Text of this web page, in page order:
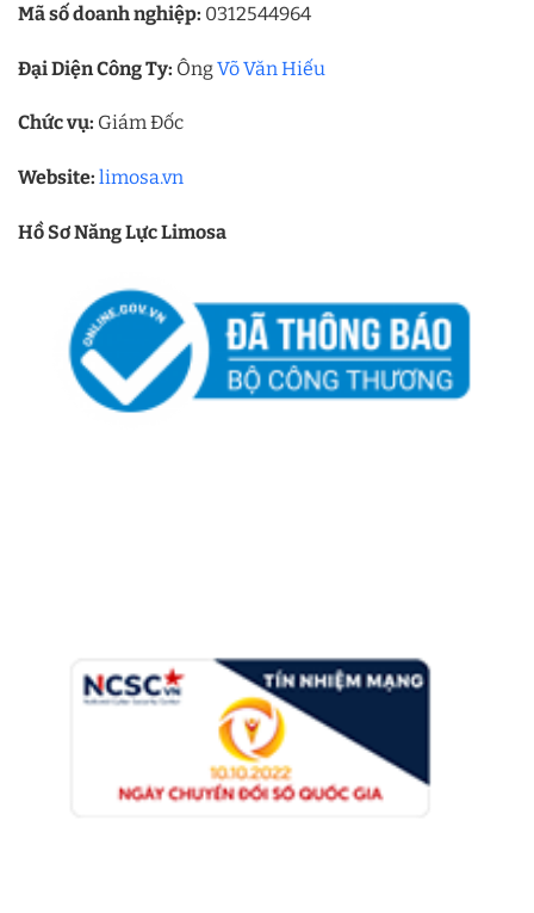
Mã số doanh nghiệp: 0312544964
Đại Diện Công Ty: ÔngVõ Văn Hiếu
Chức vụ: Giám Đốc
Website: limosa.vn
Hồ Sơ Năng Lực Limosa